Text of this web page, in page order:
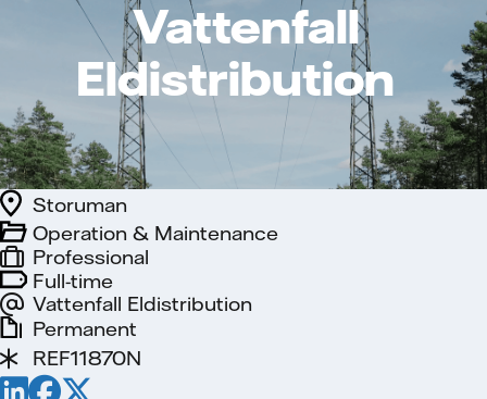
Vattenfall
Eldistribution
Full-time
Vattenfall Eldistribution
Storuman
Professional
Operation & Maintenance
Permanent
REF11870N